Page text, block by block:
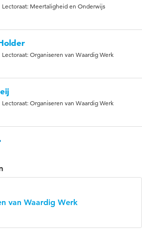
Lectoraat: Meertaligheid en Onderwijs
Lectoraat: Organiseren van Waardig Werk
Lectoraat: Organiseren van Waardig Werk
van Waardig Werk